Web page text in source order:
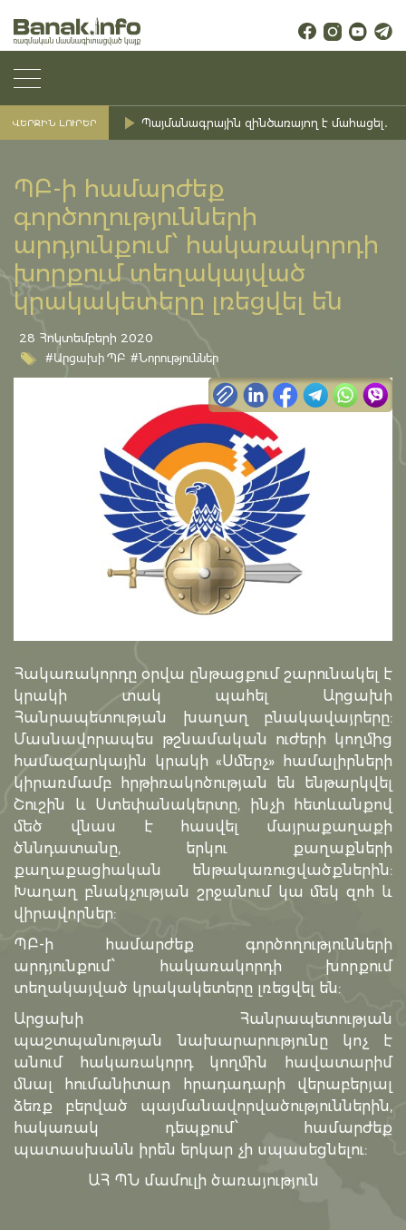
ՎԵՐՋԻՆ ԼՈՒՐԵՐ Պայմանագրային զինծառայող է մահացել․
ՊԲ-ի համարժեք
գործողությունների
արդյունքում՝ հակառակորդի
խորքում տեղակայված
կրակակետերը լռեցվել են
28 Հոկտեմբերի 2020
#Արցախի ՊԲ #Նորություններ
Հակառակորդը օրվա ընթացքում շարունակել է
կրակի տակ պահել Արցախի
Հանրապետության խաղաղ բնակավայրերը:
Մասնավորապես թշնամական ուժերի կողմից
համազարկային կրակի «Սմերչ» համալիրների
կիրառմամբ հրթիռակոծության են ենթարկվել
Շուշին և Ստեփանակերտը, ինչի հետևանքով
մեծ վնաս է հասվել մայրաքաղաքի
ծննդատանը, երկու քաղաքների
քաղաքացիական ենթակառուցվածքներին:
Խաղաղ բնակչության շրջանում կա մեկ զոհ և
վիրավորներ:
ՊԲ-ի համարժեք գործողությունների
արդյունքում՝ հակառակորդի խորքում
տեղակայված կրակակետերը լռեցվել են:
Արցախի Հանրապետության
պաշտպանության նախարարությունը կոչ է
անում հակառակորդ կողմին հավատարիմ
մնալ հումանիտար հրադադարի վերաբերյալ
ձեռք բերված պայմանավորվածություններին,
հակառակ դեպքում՝ համարժեք
պատասխանն իրեն երկար չի սպասեցնելու:
ԱՀ ՊՆ մամուլի ծառայություն